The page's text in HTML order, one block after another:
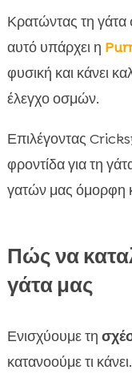
Κρατώντας τη γάτα
αυτό υπάρχει η
φυσική και κάνει
έλεγχο οσμών.
Επιλέγοντας
φροντίδα για τη
γατών μας όμορφη
Πώς να
γάτα μας
Ενισχύουμε τη
κατανοούμε τι